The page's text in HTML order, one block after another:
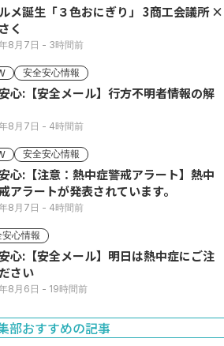
メ誕生「３色おにぎり」 3商工会議所 ×
く
8月7日 - 3時間前
安全安心情報
心:【安全メール】行方不明者情報の解
8月7日 - 4時間前
安全安心情報
心:【注意：熱中症警戒アラート】熱中
アラートが発表されています。
8月7日 - 4時間前
安心情報
心:【安全メール】明日は熱中症にご注
さい
8月6日 - 19時間前
部おすすめの記事